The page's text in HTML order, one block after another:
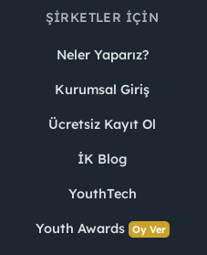
ŞIRKETLER İÇIN
Neler Yaparız?
Kurumsal Giriş
Ücretsiz Kayıt Ol
İK Blog
YouthTech
Youth Awards Oy Ver